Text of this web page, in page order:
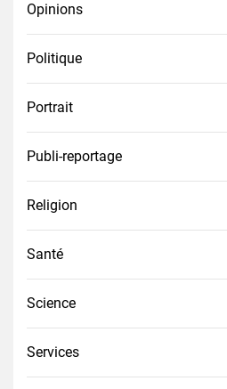
Opinions
Politique
Portrait
Publi-reportage
Religion
Santé
Science
Services